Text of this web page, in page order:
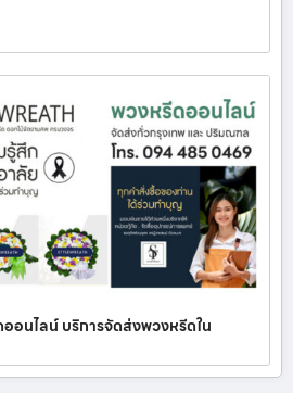
อนไลน์ บริการจัดส่งพวงหรีดใน